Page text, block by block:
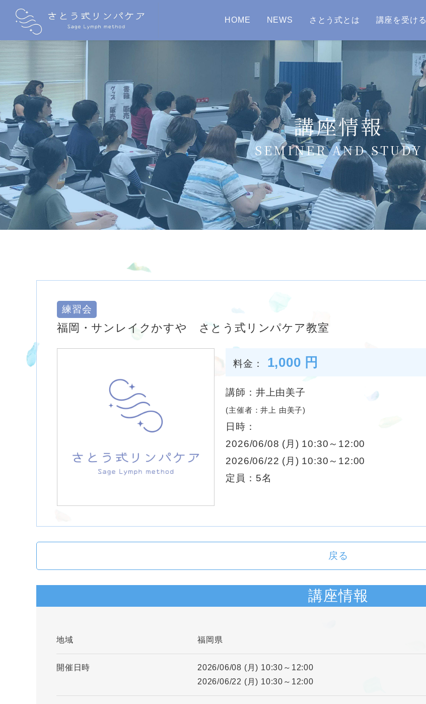
HOME NEWS さとう式とは 講座を受ける
講座情報
SEMINER AND STUDY
練習会
福岡・サンレイクかすや さとう式リンパケア教室
料金： 1,000 円
講師：井上由美子
(主催者：井上 由美子)
日時：
2026/06/08 (月) 10:30～12:00
2026/06/22 (月) 10:30～12:00
定員：5名
戻る
講座情報
地域 福岡県
開催日時
2026/06/08 (月) 10:30～12:00
2026/06/22 (月) 10:30～12:00